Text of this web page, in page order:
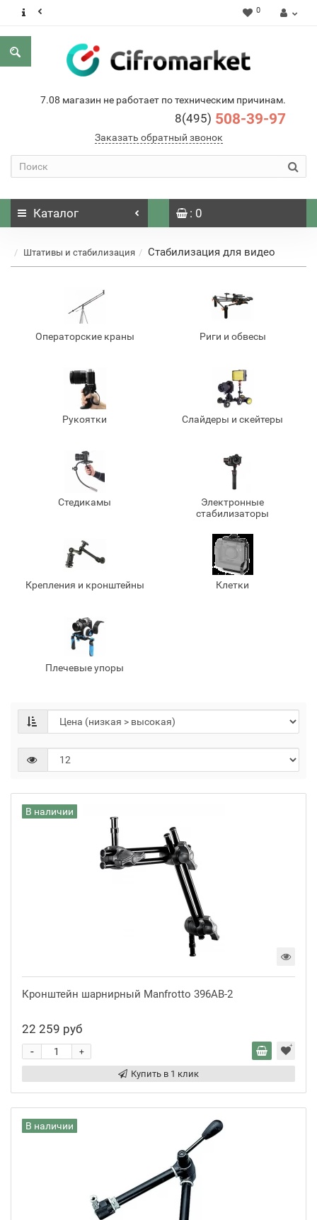
0
7.08 магазин не работает по техническим причинам.
8(495) 508-39-97
Заказать обратный звонок
Каталог : 0
Штативы и стабилизация Стабилизация для видео
Операторские краны Риги и обвесы
Рукоятки Слайдеры и скейтеры
Стедикамы
Электронные
стабилизаторы
Крепления и кронштейны Клетки
Плечевые упоры
В наличии
Кронштейн шарнирный Manfrotto 396AB-2
22 259 руб
+
-
Купить в 1 клик
В наличии